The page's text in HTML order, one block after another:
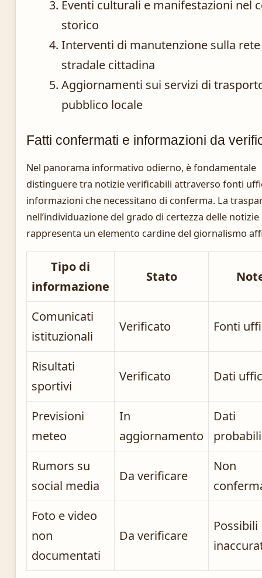
Eventi culturali e manifestazioni nel
storico
Interventi di manutenzione sulla rete
stradale cittadina
Aggiornamenti sui servizi di
pubblico locale
Fatti confermati e informazioni da
Nel panorama informativo odierno, è fondamentale
distinguere tra notizie verificabili attraverso fonti
informazioni che necessitano di conferma. La
nell’individuazione del grado di certezza delle notizie
rappresenta un elemento cardine del giornalismo
Tipo di
informazione
Stato
Comunicati
istituzionali
Verificato Fonti
Risultati
sportivi
Verificato Dati
Previsioni
meteo
In
aggiornamento
Dati
Rumors su
social media
Da verificare
Non
Foto e video
non
documentati
Da verificare
Possibili